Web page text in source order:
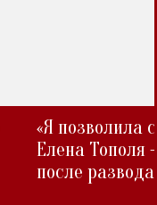
«Я позволила
Елена Тополя
после развода